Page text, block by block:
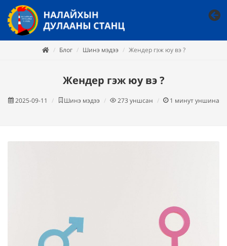
Блог Шинэ мэдээ Жендер гэж юу вэ ?
Жендер гэж юу вэ ?
2025-09-11 Шинэ мэдээ 273 уншсан 1 минут уншина